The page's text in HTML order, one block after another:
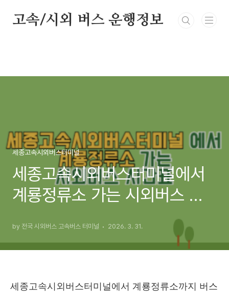
고속/시외 버스 운행정보
세종고속시외버스터미널
세종고속시외버스터미널에서
계룡정류소 가는 시외버스 시
by 전국 시외버스 고속버스 터미널 2026. 3. 31.
세종고속시외버스터미널에서 계룡정류소까지 버스